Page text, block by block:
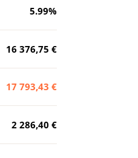
5.99%
16 376,75 €
17 793,43 €
2 286,40 €